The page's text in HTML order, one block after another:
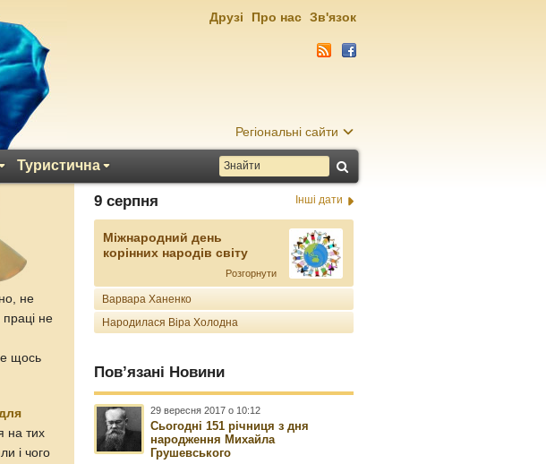
Регіональні сайти
Туристична
Друзі Про нас Зв'язок
не
праці не
щось
на тих
і чого
9 серпня Інші дати
Міжнародний день
корінних народів світу
Розгорнути
Варвара Ханенко
Народилася Віра Холодна
Пов’язані Новини
29 вересня 2017 о 10:12
Сьогодні 151 річниця з дня
народження Михайла
Грушевського